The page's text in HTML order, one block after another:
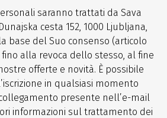
saranno trattati da Sava
cesta 152, 1000 Ljubljana,
base del Suo consenso (articolo
fino alla revoca dello stesso, al fine
offerte e novità. È possibile
in qualsiasi momento
presente nell’e-mail
informazioni sul trattamento dei